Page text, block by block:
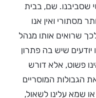
שסביבנו. שם, בבית
מסתורי ואין אנו
שרואים אותו מנהל
שיש בה פתרון
פשוט, אלא דורש
הגבולות המוסריים
שמא עלינו לשאול,